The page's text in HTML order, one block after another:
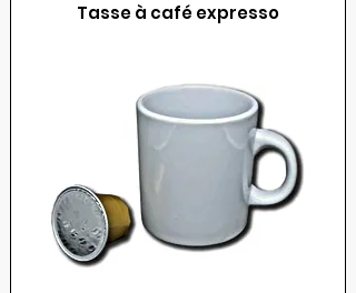
Tasse à café expresso